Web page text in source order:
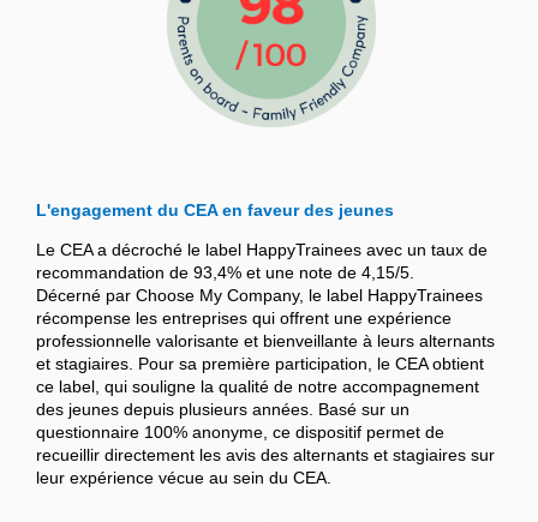
L'engagement du CEA en faveur des jeunes
Le CEA a décroché le label HappyTrainees avec un taux de
recommandation de 93,4% et une note de 4,15/5.
Décerné par Choose My Company, le label HappyTrainees
récompense les entreprises qui offrent une expérience
professionnelle valorisante et bienveillante à leurs alternants
et stagiaires. Pour sa première participation, le CEA obtient
ce label, qui souligne la qualité de notre accompagnement
des jeunes depuis plusieurs années. Basé sur un
questionnaire 100% anonyme, ce dispositif permet de
recueillir directement les avis des alternants et stagiaires sur
leur expérience vécue au sein du CEA.